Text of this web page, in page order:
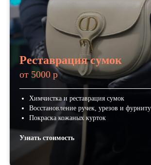
Реставрация сумок
от 5000 р
Химчистка и реставрация сумок
Восстановление ручек, урезов и
Покраска кожаных курток
Узнать стоимость